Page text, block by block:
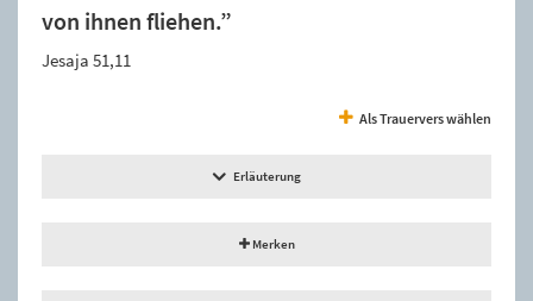
von ihnen fliehen.”
Jesaja 51,11
Als Trauervers wählen
Erläuterung
Merken